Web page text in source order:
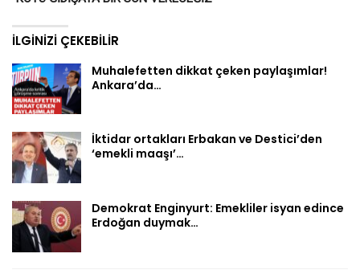
İLGINIZI ÇEKEBILIR
Muhalefetten dikkat çeken paylaşımlar!
Ankara’da…
İktidar ortakları Erbakan ve Destici’den
‘emekli maaşı’…
Demokrat Enginyurt: Emekliler isyan edince
Erdoğan duymak…